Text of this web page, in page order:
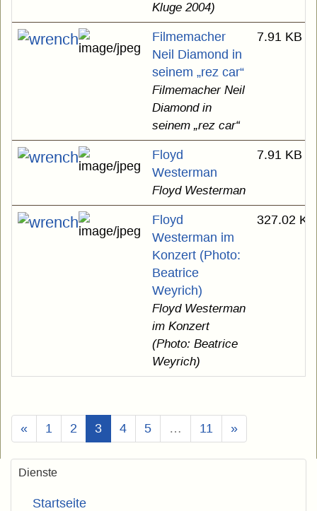
Kluge 2004)
Filmemacher
Neil Diamond in
seinem „rez car“
Filmemacher Neil
Diamond in
seinem „rez car“
7.91 KB
Floyd
Westerman
Floyd Westerman
7.91 KB
Floyd
Westerman im
Konzert (Photo:
Beatrice
Weyrich)
Floyd Westerman
im Konzert
(Photo: Beatrice
Weyrich)
327.02 KB
« 1 2 3(Aktuell)
4 5 … 11 »
Dienste
Startseite